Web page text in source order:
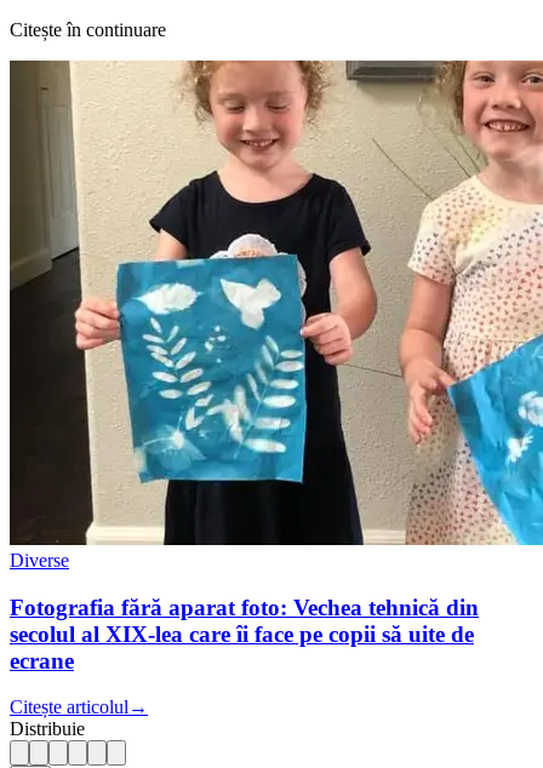
Citește în continuare
Diverse
Fotografia fără aparat foto: Vechea tehnică din
secolul al XIX-lea care îi face pe copii să uite de
ecrane
Citește articolul →
Distribuie